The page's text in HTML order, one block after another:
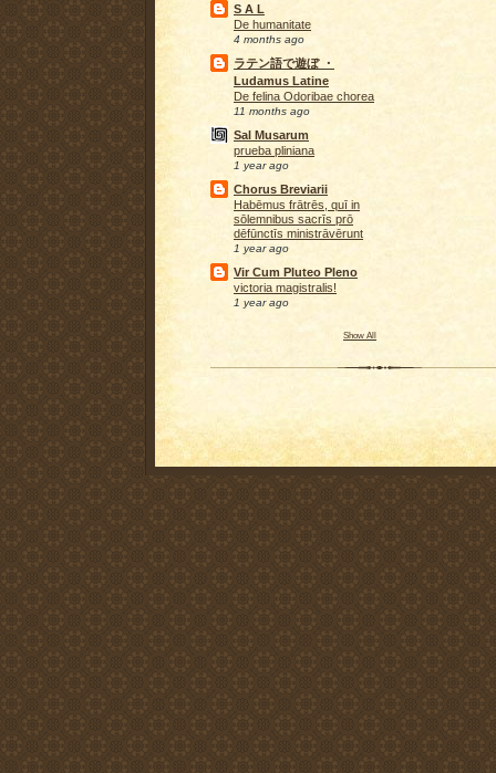
S A L
De humanitate
4 months ago
ラテン語で遊ぼ ・
Ludamus Latine
De felina Odoribae chorea
11 months ago
Sal Musarum
prueba pliniana
1 year ago
Chorus Breviarii
Habēmus frātrēs, quī in
sōlemnibus sacrīs prō
dēfūnctīs ministrāvērunt
1 year ago
Vir Cum Pluteo Pleno
victoria magistralis!
1 year ago
Show All